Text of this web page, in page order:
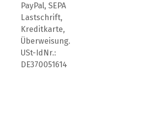
PayPal, SEPA
Lastschrift,
Kreditkarte,
Überweisung.
USt-IdNr.:
DE370051614